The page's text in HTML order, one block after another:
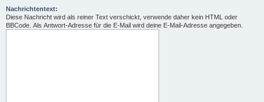
Nachrichtentext:
Diese Nachricht wird als reiner Text verschickt, verwende daher kein HTML oder
BBCode. Als Antwort-Adresse für die E-Mail wird deine E-Mail-Adresse angegeben.